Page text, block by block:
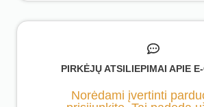
PIRKĖJŲ ATSILIEPIMAI APIE
Norėdami įvertinti